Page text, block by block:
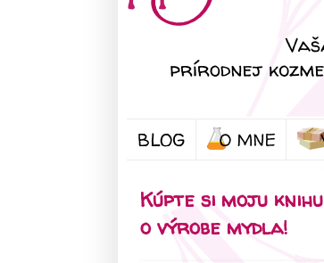
BLOG
Kúpte si moju knihu
o výrobe mydla!